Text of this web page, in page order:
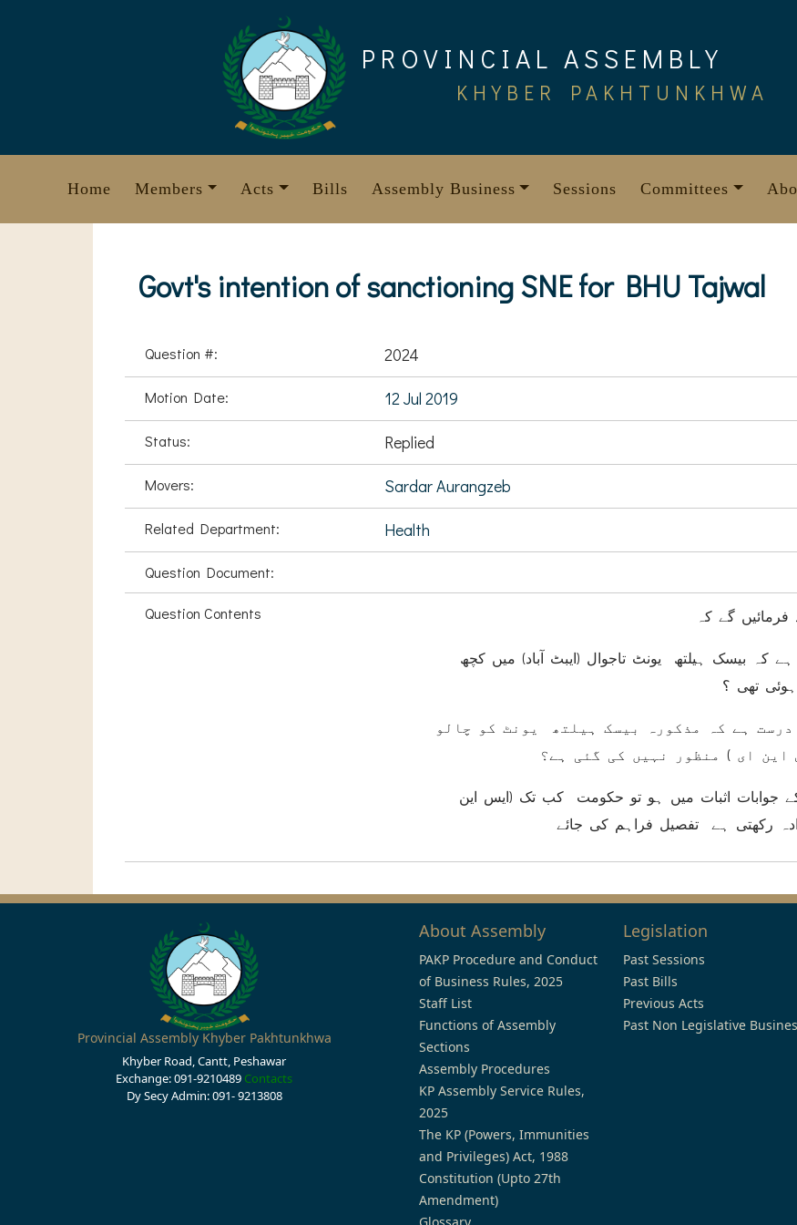
PROVINCIAL ASSEMBLY
KHYBER PAKHTUNKHWA
Home Members Acts Bills Assembly Business Sessions Committees
Govt's intention of sanctioning SNE for BHU Tajwal
Question #: 2024
Motion Date: 12 Jul 2019
Status: Replied
Movers: Sardar Aurangzeb
Related Department: Health
Question Document:
Question Contents گے کہ
کہ بیسک ہیلتھ یونٹ تاجوال (ایبٹ آباد) میں کچھ
تھی ؟
ہے کہ مذکورہ بیسک ہیلتھ یونٹ کو چالو
این ای ) منظور نہیں کی گئی ہے؟
اثبات میں ہو تو حکومت کب تک (ایس این
رکھتی ہے تفصیل فراہم کی جائے
Provincial Assembly Khyber Pakhtunkhwa
Khyber Road, Cantt, Peshawar
Exchange: 091-9210489 Contacts
Dy Secy Admin: 091- 9213808
About Assembly
PAKP Procedure and Conduct
of Business Rules, 2025
Staff List
Functions of Assembly
Sections
Assembly Procedures
KP Assembly Service Rules,
2025
The KP (Powers, Immunities
and Privileges) Act, 1988
Constitution (Upto 27th
Amendment)
Legislation
Past Sessions
Past Bills
Previous Acts
Past Non Legislative